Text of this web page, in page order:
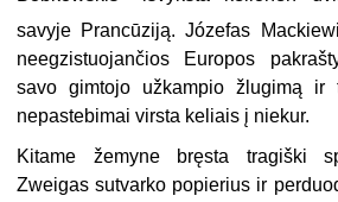
savyje Prancūziją. Józefas
neegzistuojančios Europos
savo gimtojo užkampio žlugimą ir
nepastebimai virsta keliais į niekur.
Kitame žemyne bręsta tragiški
Zweigas sutvarko popierius ir